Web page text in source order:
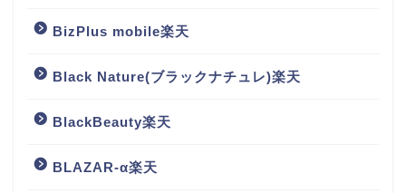
BizPlus mobile楽天
Black Nature(ブラックナチュレ)楽天
BlackBeauty楽天
BLAZAR-α楽天